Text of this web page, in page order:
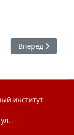
Следующий:
Вперед
институт